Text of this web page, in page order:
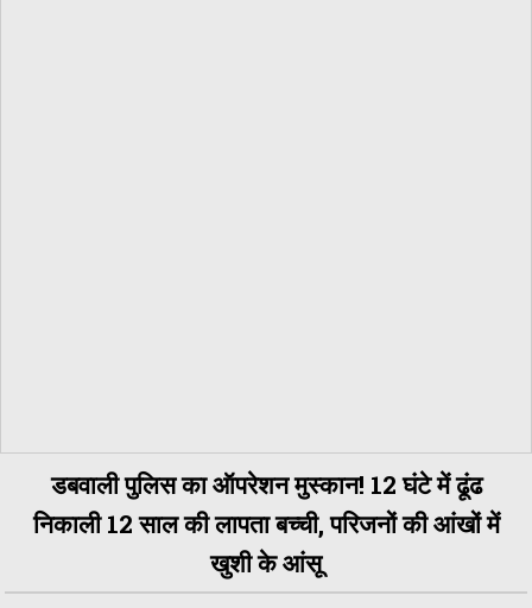
डबवाली पुलिस का ऑपरेशन मुस्कान! 12 घंटे में ढूंढ
निकाली 12 साल की लापता बच्ची, परिजनों की आंखों में
खुशी के आंसू